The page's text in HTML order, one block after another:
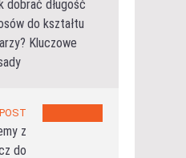
dobrać długość
do kształtu
Kluczowe
z
do